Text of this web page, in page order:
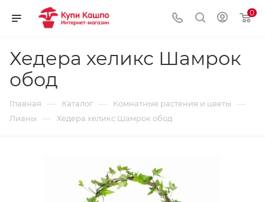
0
Хедера хеликс Шамрок
обод
Главная — Каталог — Комнатные растения и цветы —
Лианы — Хедера хеликс Шамрок обод